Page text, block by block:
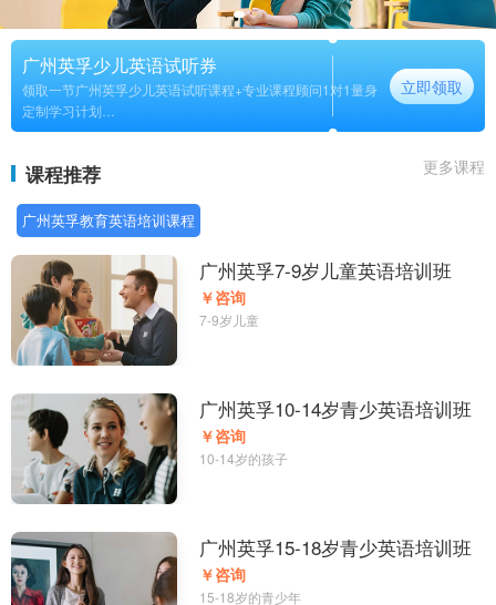
广州英孚少儿英语试听券
领取一节广州英孚少儿英语试听课程+专业课程顾问1对1量身
定制学习计划
长期
立即领取
课程推荐 更多课程
广州英孚教育英语培训课程
广州英孚7-9岁儿童英语培训班
￥咨询
7-9岁儿童
广州英孚10-14岁青少英语培训班
￥咨询
10-14岁的孩子
广州英孚15-18岁青少英语培训班
￥咨询
15-18岁的青少年